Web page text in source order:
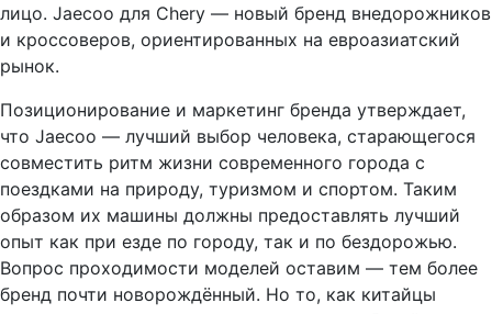
лицо. Jaecoo для Chery — новый бренд внедорожников
и кроссоверов, ориентированных на евроазиатский
рынок.
Позиционирование и маркетинг бренда утверждает,
что Jaecoo — лучший выбор человека, старающегося
совместить ритм жизни современного города с
поездками на природу, туризмом и спортом. Таким
образом их машины должны предоставлять лучший
опыт как при езде по городу, так и по бездорожью.
Вопрос проходимости моделей оставим — тем более
бренд почти новорождённый. Но то, как китайцы